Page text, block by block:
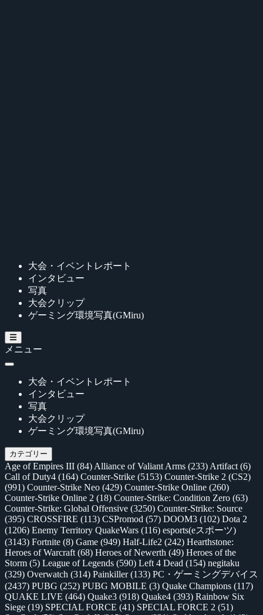
大会・イベントレポート
インタビュー
写真
大会クリップ
ゲーミング環境写真(GMiru)
メニュー
大会・イベントレポート
インタビュー
写真
大会クリップ
ゲーミング環境写真(GMiru)
カテゴリー
Age of Empires III (84) Alliance of Valiant Arms (233) Artifact (6)
Call of Duty4 (164) Counter-Strike (5153) Counter-Strike 2 (CS2)
(991) Counter-Strike Neo (429) Counter-Strike Online (260)
Counter-Strike Online 2 (18) Counter-Strike: Condition Zero (63)
Counter-Strike: Global Offensive (3250) Counter-Strike: Source
(395) CROSSFIRE (113) CSPromod (57) DOOM3 (102) Dota 2
(1206) Enemy Territory QuakeWars (116) esports(eスポーツ)
(3143) Fortnite (8) Game (949) Half-Life2 (242) Hearthstone:
Heroes of Warcraft (68) Heroes of Newerth (49) Heroes of the
Storm (5) League of Legends (590) Left 4 Dead (154) negitaku
(329) Overwatch (314) Painkiller(133) PC・ゲーミングデバイス
(2437) PUBG (252) PUBG MOBILE (3) Quake Champions (117)
QUAKE LIVE (464) Quake3 (918) Quake4 (393) Rainbow Six
Siege (19) SPECIAL FORCE (41) SPECIAL FORCE 2 (51)